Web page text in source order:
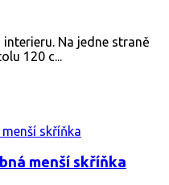
Na jedne straně
120 c...
menší skříňka